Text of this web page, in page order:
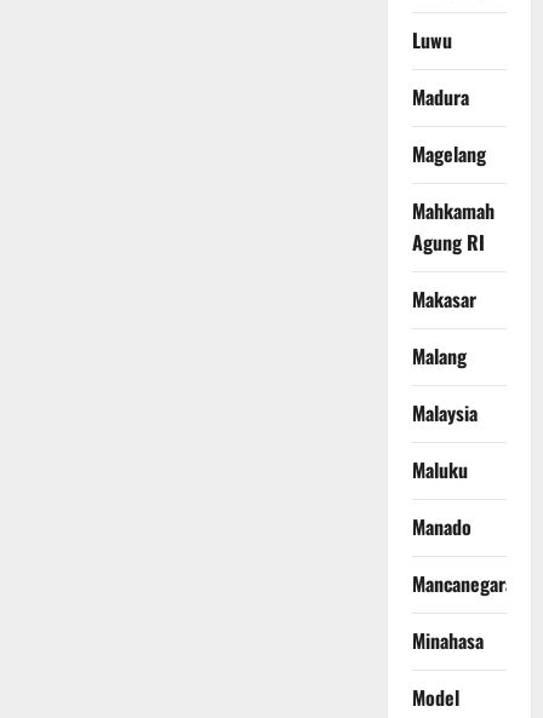
Luwu
Madura
Magelang
Mahkamah
Agung RI
Makasar
Malang
Malaysia
Maluku
Manado
Mancanegara
Minahasa
Model